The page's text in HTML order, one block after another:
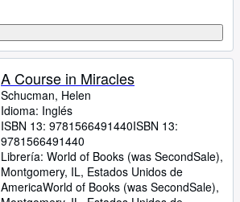
A Course in Miracles
Schucman, Helen
Idioma: Inglés
ISBN 13: 9781566491440ISBN 13:
9781566491440
Librería: World of Books (was SecondSale),
Montgomery, IL, Estados Unidos de
AmericaWorld of Books (was SecondSale),